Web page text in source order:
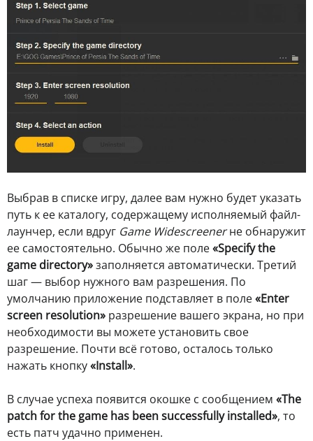
Выбрав в списке игру, далее вам нужно будет указать
путь к ее каталогу, содержащему исполняемый файл-
лаунчер, если вдруг Game Widescreenerне обнаружит
ее самостоятельно. Обычно же поле«Specify the
game directory»заполняется автоматически. Третий
шаг — выбор нужного вам разрешения. По
умолчанию приложение подставляет в поле«Enter
screen resolution» разрешение вашего экрана, но при
необходимости вы можете установить свое
разрешение. Почти всё готово, осталось только
нажать кнопку«Install».
В случае успеха появится окошке с сообщением «The
patch for the game has been successfully installed», то
есть патч удачно применен.